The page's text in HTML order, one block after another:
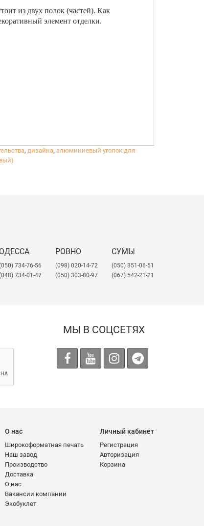
из двух полок (частей). Как
элемент отделки.
, дизайна, алюминиевый уголок для
ОДЕССА
734-76-56
734-01-47
РОВНО
(098) 020-14-72
(050) 303-80-97
СУМЫ
(050) 351-06-51
(067) 542-21-21
МЫ В СОЦСЕТЯХ
О нас
Широкоформатная печать
Наш завод
Производство
Доставка
О нас
Вакансии компании
Экобуклет
Личный кабинет
Регистрация
Авторизация
Корзина